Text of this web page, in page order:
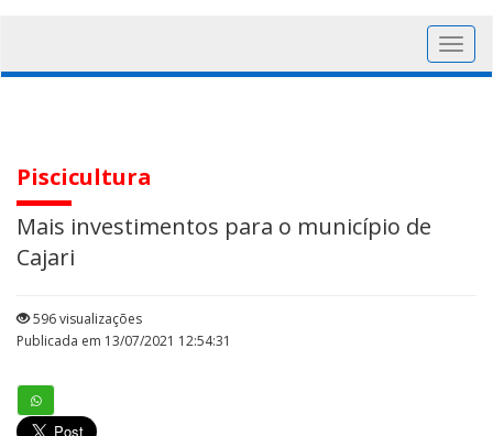
Piscicultura
Mais investimentos para o município de
Cajari
596 visualizações
Publicada em 13/07/2021 12:54:31